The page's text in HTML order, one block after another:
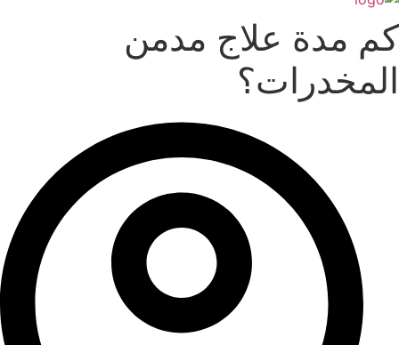
كم مدة علاج مدمن
المخدرات؟